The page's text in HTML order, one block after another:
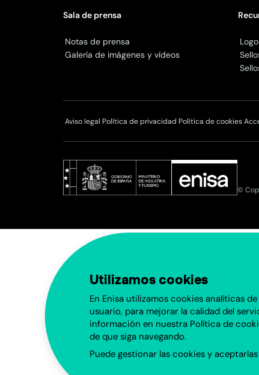
Utilizamos cookies
En Enisa utilizamos cookies analíticas
usuario, para mejorar la calidad del
información en nuestra Política de
de que siga navegando.
Puede gestionar las cookies y
Sala de prensa
Notas de prensa
Galería de imágenes y vídeos
Aviso legal Política de privacidad Política de cookies
©